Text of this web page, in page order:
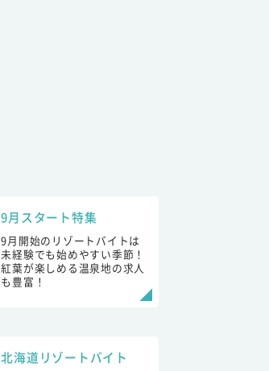
9月スタート特集
9月開始のリゾートバイトは
未経験でも始めやすい季節！
紅葉が楽しめる温泉地の求人
も豊富！
北海道リゾートバイト